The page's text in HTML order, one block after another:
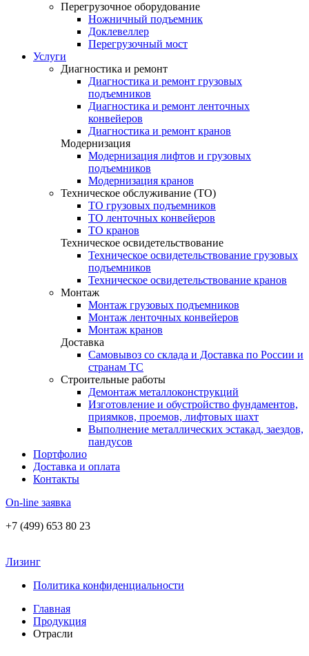
Перегрузочное оборудование
Ножничный подъемник
Доклевеллер
Перегрузочный мост
Услуги
Диагностика и ремонт
Диагностика и ремонт грузовых
подъемников
Диагностика и ремонт ленточных
конвейеров
Диагностика и ремонт кранов
Модернизация
Модернизация лифтов и грузовых
подъемников
Модернизация кранов
Техническое обслуживание (ТО)
ТО грузовых подъемников
ТО ленточных конвейеров
ТО кранов
Техническое освидетельствование
Техническое освидетельствование грузовых
подъемников
Техническое освидетельствование кранов
Монтаж
Монтаж грузовых подъемников
Монтаж ленточных конвейеров
Монтаж кранов
Доставка
Самовывоз со склада и Доставка по России и
странам ТС
Строительные работы
Демонтаж металлоконструкций
Изготовление и обустройство фундаментов,
приямков, проемов, лифтовых шахт
Выполнение металлических эстакад, заездов,
пандусов
Портфолио
Доставка и оплата
Контакты
On-line заявка
+7 (499) 653 80 23
Лизинг
Политика конфиденциальности
Главная
Продукция
Отрасли